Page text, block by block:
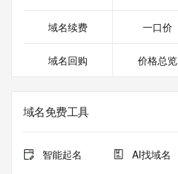
域名续费 一口价
域名回购 价格总览
域名免费工具
智能起名 AI找域名